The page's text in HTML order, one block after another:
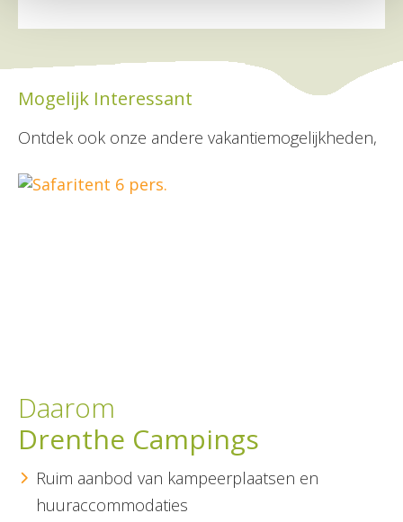
Mogelijk Interessant
Ontdek ook onze andere vakantiemogelijkheden,
Safaritent 6 pers.
Daarom
Drenthe Campings
Ruim aanbod van kampeerplaatsen en
huuraccommodaties